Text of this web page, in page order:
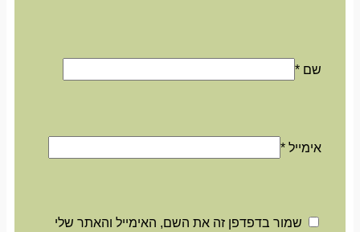
שם*
אימייל*
שמור בדפדפן זה את השם, האימייל והאתר שלי